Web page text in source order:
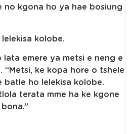
no kgona ho ya hae bosiung
kolobe.
lata emere ya metsi e neng e
“Metsi, ke kopa hore o tshele
batle ho lelekisa kolobe.
terata mme ha ke kgone